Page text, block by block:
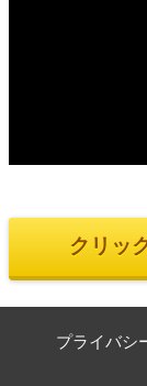
クリッ
プライバシ